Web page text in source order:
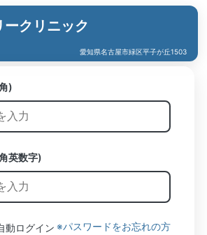
クリニック
愛知県名古屋市緑区平子が丘1503
)
英数字)
動ログイン ※パスワードをお忘れの方